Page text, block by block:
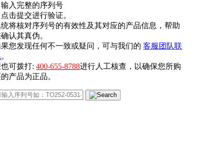
输入完整的序列号
点击提交进行验证。
将核对序列号的有效性及其对应的产品信息，帮助
认其真伪。
您发现任何不一致或疑问，可与我们的客服团队联
。
也可拨打:400-655-8788进行人工核查，以确保您所购
产品为正品。